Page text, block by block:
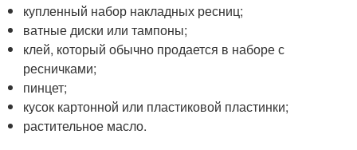
купленный набор накладных ресниц;
ватные диски или тампоны;
клей, который обычно продается в наборе с
ресничками;
пинцет;
кусок картонной или пластиковой пластинки;
растительное масло.